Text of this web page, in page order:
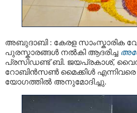
അബുദാബി : കേരള സാംസ്കാരിക
പുരസ്കാരങ്ങൾ നൽകി ആദരിച്ച
പ്രസിഡണ്ട് ബി. ജയപ്രകാശ്,
റോബിൻസൺ മൈക്കിൾ
യോഗത്തിൽ അനുമോദിച്ചു.